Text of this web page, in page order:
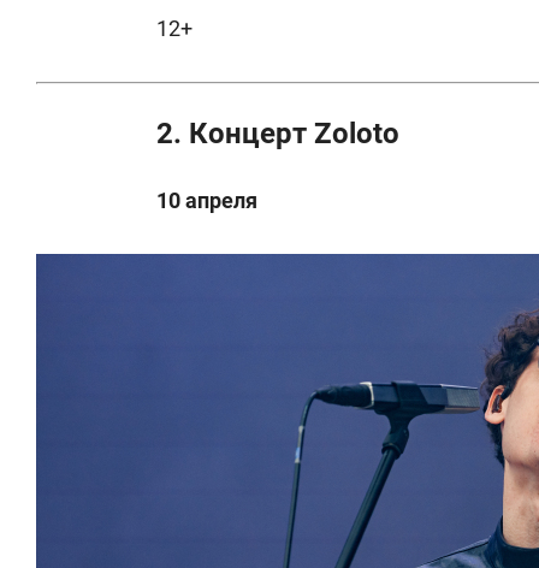
12+
2. Концерт Zoloto
10 апреля